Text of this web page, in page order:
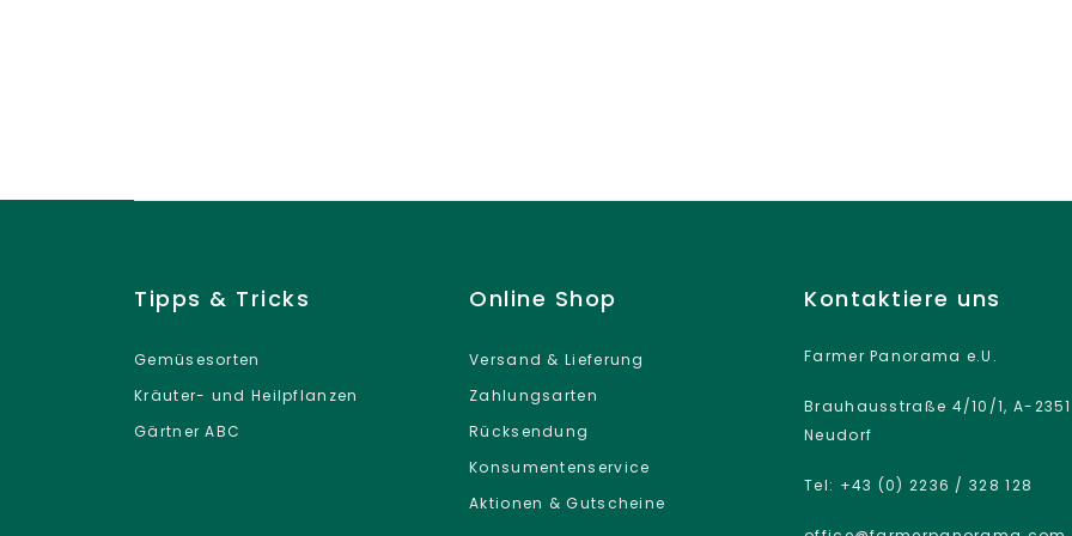
Tipps & Tricks
Gemüsesorten
Kräuter- und Heilpflanzen
Gärtner ABC
Online Shop
Versand & Lieferung
Zahlungsarten
Rücksendung
Konsumentenservice
Aktionen & Gutscheine
Kontaktiere uns
Farmer Panorama e.U.
Brauhausstraße 4/10/1, A-
Neudorf
Tel: +43 (0) 2236 / 328 128